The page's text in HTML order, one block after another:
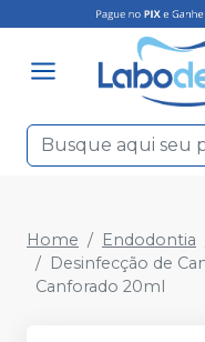
Home Endodontia
Desinfecção de
Canforado 20ml